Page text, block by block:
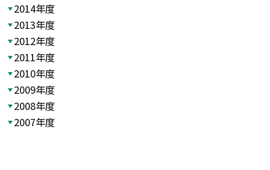
2014年度
2013年度
2012年度
2011年度
2010年度
2009年度
2008年度
2007年度